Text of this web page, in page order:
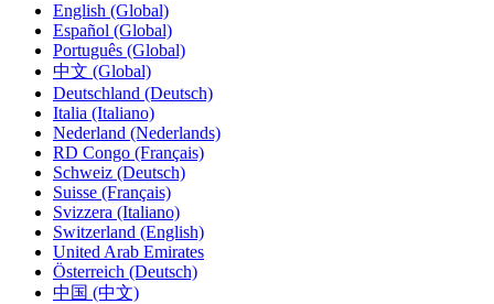
English (Global)
Español (Global)
Português (Global)
中文 (Global)
Deutschland (Deutsch)
Italia (Italiano)
Nederland (Nederlands)
RD Congo (Français)
Schweiz (Deutsch)
Suisse (Français)
Svizzera (Italiano)
Switzerland (English)
United Arab Emirates
Österreich (Deutsch)
中国 (中文)